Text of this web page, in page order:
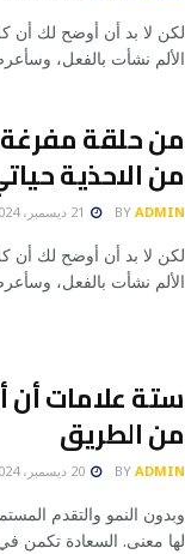
لكن لا بد أن أوضح لك أن
الألم نشأت بالفعل،
من حلقة مفرغة
من الاحذية
BY ADMIN
لكن لا بد أن أوضح لك أن
الألم نشأت بالفعل،
ستة علامات أن
من الطريق
BY ADMIN
وبدون النمو والتقدم
لها معنى. السعادة تكمن